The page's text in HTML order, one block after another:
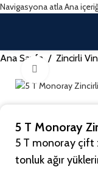
Navigasyona atlaAna
Ana Sayfa / Zincirli
5 T Monoray
5 T monoray çift
tonluk ağır